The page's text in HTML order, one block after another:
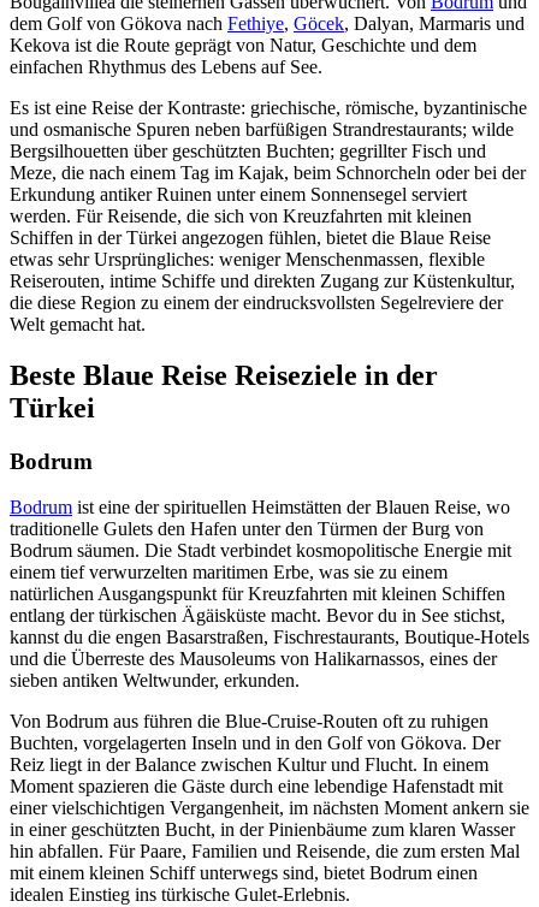
dem Golf von Gökova nach Fethiye, Göcek, Dalyan, Marmaris und
Kekova ist die Route geprägt von Natur, Geschichte und dem
einfachen Rhythmus des Lebens auf See.
Es ist eine Reise der Kontraste: griechische, römische, byzantinische
und osmanische Spuren neben barfüßigen Strandrestaurants; wilde
Bergsilhouetten über geschützten Buchten; gegrillter Fisch und
Meze, die nach einem Tag im Kajak, beim Schnorcheln oder bei der
Erkundung antiker Ruinen unter einem Sonnensegel serviert
werden. Für Reisende, die sich von Kreuzfahrten mit kleinen
Schiffen in der Türkei angezogen fühlen, bietet die Blaue Reise
etwas sehr Ursprüngliches: weniger Menschenmassen, flexible
Reiserouten, intime Schiffe und direkten Zugang zur Küstenkultur,
die diese Region zu einem der eindrucksvollsten Segelreviere der
Welt gemacht hat.
Beste Blaue Reise Reiseziele in der
Türkei
Bodrum
Bodrum ist eine der spirituellen Heimstätten der Blauen Reise, wo
traditionelle Gulets den Hafen unter den Türmen der Burg von
Bodrum säumen. Die Stadt verbindet kosmopolitische Energie mit
einem tief verwurzelten maritimen Erbe, was sie zu einem
natürlichen Ausgangspunkt für Kreuzfahrten mit kleinen Schiffen
entlang der türkischen Ägäisküste macht. Bevor du in See stichst,
kannst du die engen Basarstraßen, Fischrestaurants, Boutique-Hotels
und die Überreste des Mausoleums von Halikarnassos, eines der
sieben antiken Weltwunder, erkunden.
Von Bodrum aus führen die Blue-Cruise-Routen oft zu ruhigen
Buchten, vorgelagerten Inseln und in den Golf von Gökova. Der
Reiz liegt in der Balance zwischen Kultur und Flucht. In einem
Moment spazieren die Gäste durch eine lebendige Hafenstadt mit
einer vielschichtigen Vergangenheit, im nächsten Moment ankern sie
in einer geschützten Bucht, in der Pinienbäume zum klaren Wasser
hin abfallen. Für Paare, Familien und Reisende, die zum ersten Mal
mit einem kleinen Schiff unterwegs sind, bietet Bodrum einen
idealen Einstieg ins türkische Gulet-Erlebnis.